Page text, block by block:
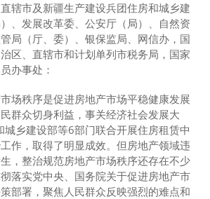
辖市及新疆生产建设兵团住房和城乡建
、发展改革委、公安厅（局）、自然资
局（厅、委）、银保监局、网信办，国
区、直辖市和计划单列市税务局，国家
办事处：
场秩序是促进房地产市场平稳健康发展
群众切身利益，事关经济社会发展大
乡建设部等6部门联合开展住房租赁中
作，取得了明显成效。但房地产领域违
，整治规范房地产市场秩序还存在不少
落实党中央、国务院关于促进房地产市
部署，聚焦人民群众反映强烈的难点和